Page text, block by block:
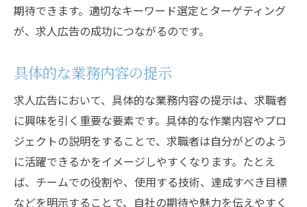
期待できます。適切なキーワード選定とターゲティング
が、求人広告の成功につながるのです。
具体的な業務内容の提示
求人広告において、具体的な業務内容の提示は、求職者
に興味を引く重要な要素です。具体的な作業内容やプロ
ジェクトの説明をすることで、求職者は自分がどのよう
に活躍できるかをイメージしやすくなります。たとえ
ば、チームでの役割や、使用する技術、達成すべき目標
などを明示することで、自社の期待や魅力を伝えやすく